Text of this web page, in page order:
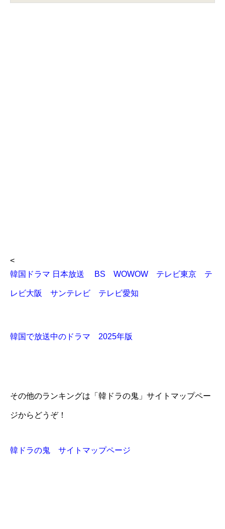
<
韓国ドラマ 日本放送 BS WOWOW テレビ東京 テ
レビ大阪 サンテレビ テレビ愛知
韓国で放送中のドラマ 2025年版
その他のランキングは「韓ドラの鬼」サイトマップペー
ジからどうぞ！
韓ドラの鬼 サイトマップページ